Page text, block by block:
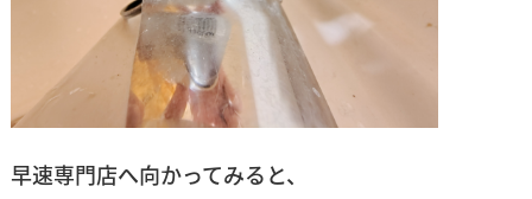
早速専門店へ向かってみると、